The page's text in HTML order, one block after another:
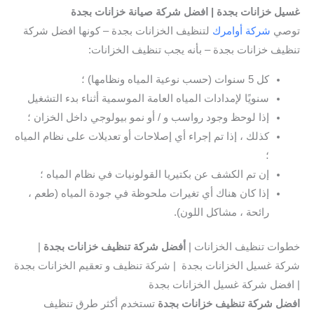
غسيل خزانات بجدة | افضل شركة صيانة خزانات بجدة
توصي شركة أوامرك لتنظيف الخزانات بجدة – كونها افضل شركة
تنظيف خزانات بجدة – بأنه يجب تنظيف الخزانات:
كل 5 سنوات (حسب نوعية المياه ونظامها) ؛
سنويًا لإمدادات المياه العامة الموسمية أثناء بدء التشغيل
إذا لوحظ وجود رواسب و / أو نمو بيولوجي داخل الخزان ؛
كذلك ، إذا تم إجراء أي إصلاحات أو تعديلات على نظام المياه
؛
إن تم الكشف عن بكتيريا القولونيات في نظام المياه ؛
إذا كان هناك أي تغيرات ملحوظة في جودة المياه (طعم ،
رائحة ، مشاكل اللون).
خطوات تنظيف الخزانات | أفضل شركة تنظيف خزانات بجدة
شركة غسيل الخزانات بجدة | شركة تنظيف و تعقيم الخزانات بجدة
| افضل شركة غسيل الخزانات بجدة
افضل شركة تنظيف خزانات بجدة تستخدم أكثر طرق تنظيف